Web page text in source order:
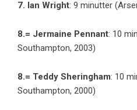
7. Ian Wright: 9 minutter
8.= Jermaine Pennant: 10
Southampton, 2003)
8.= Teddy Sheringham: 10
Southampton, 2000)